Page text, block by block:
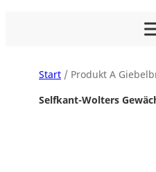
Start / Produkt A
Selfkant-Wolters